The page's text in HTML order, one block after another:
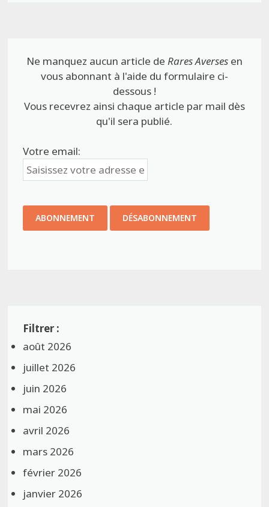
Ne manquez aucun article de Rares Aversesen
vous abonnant à l'aide du formulaire ci-
dessous !
Vous recevrez ainsi chaque article par mail dès
qu'il sera publié.
Votre email:
août 2026
juillet 2026
juin 2026
mai 2026
avril 2026
mars 2026
février 2026
janvier 2026